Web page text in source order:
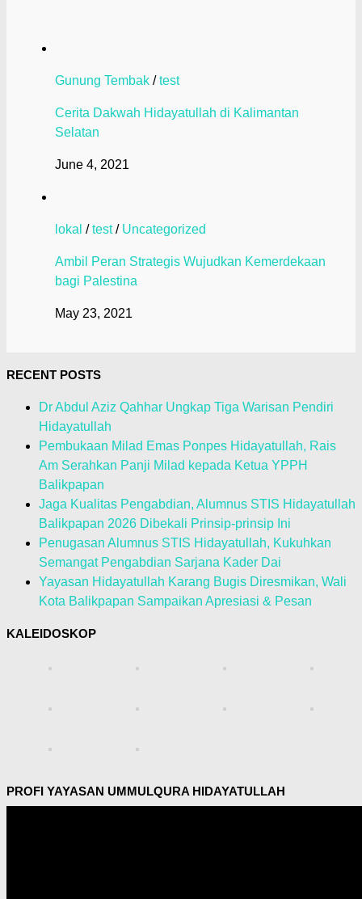
Gunung Tembak /test
Cerita Dakwah Hidayatullah di Kalimantan
Selatan
June 4, 2021
lokal /test/ Uncategorized
Ambil Peran Strategis Wujudkan Kemerdekaan
bagi Palestina
May 23, 2021
RECENT POSTS
Dr Abdul Aziz Qahhar Ungkap Tiga Warisan Pendiri
Hidayatullah
Pembukaan Milad Emas Ponpes Hidayatullah, Rais
Am Serahkan Panji Milad kepada Ketua YPPH
Balikpapan
Jaga Kualitas Pengabdian, Alumnus STIS Hidayatullah
Balikpapan 2026 Dibekali Prinsip-prinsip Ini
Penugasan Alumnus STIS Hidayatullah, Kukuhkan
Semangat Pengabdian Sarjana Kader Dai
Yayasan Hidayatullah Karang Bugis Diresmikan, Wali
Kota Balikpapan Sampaikan Apresiasi & Pesan
KALEIDOSKOP
PROFI YAYASAN UMMULQURA HIDAYATULLAH